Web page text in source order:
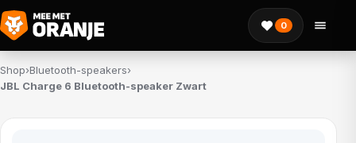
0
Shop›Bluetooth-speakers›
JBL Charge 6 Bluetooth-speaker Zwart